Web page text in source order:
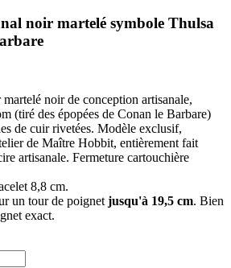
noir martelé symbole Thulsa
noir de conception artisanale,
(tiré des épopées de Conan le Barbare)
de cuir rivetées. Modèle exclusif,
de Maître Hobbit, entièrement fait
artisanale. Fermeture cartouchière
8,8 cm.
un tour de poignet jusqu'à 19,5 cm. Bien
exact.